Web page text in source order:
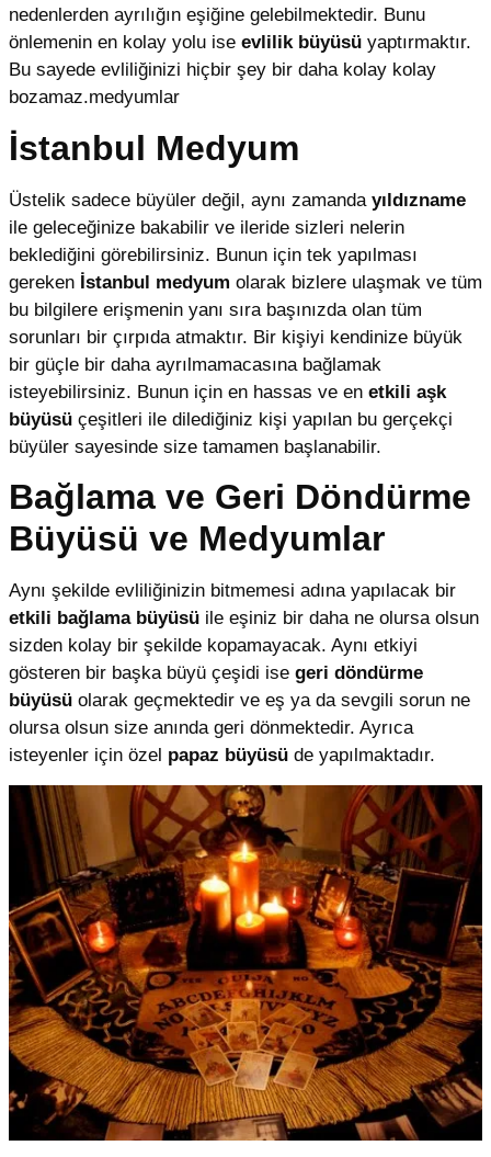
nedenlerden ayrılığın eşiğine gelebilmektedir. Bunu
önlemenin en kolay yolu ise evlilik büyüsü yaptırmaktır.
Bu sayede evliliğinizi hiçbir şey bir daha kolay kolay
bozamaz.medyumlar
İstanbul Medyum
Üstelik sadece büyüler değil, aynı zamanda yıldızname
ile geleceğinize bakabilir ve ileride sizleri nelerin
beklediğini görebilirsiniz. Bunun için tek yapılması
gereken İstanbul medyum olarak bizlere ulaşmak ve tüm
bu bilgilere erişmenin yanı sıra başınızda olan tüm
sorunları bir çırpıda atmaktır. Bir kişiyi kendinize büyük
bir güçle bir daha ayrılmamacasına bağlamak
isteyebilirsiniz. Bunun için en hassas ve en etkili aşk
büyüsü çeşitleri ile dilediğiniz kişi yapılan bu gerçekçi
büyüler sayesinde size tamamen başlanabilir.
Bağlama ve Geri Döndürme
Büyüsü ve Medyumlar
Aynı şekilde evliliğinizin bitmemesi adına yapılacak bir
etkili bağlama büyüsü ile eşiniz bir daha ne olursa olsun
sizden kolay bir şekilde kopamayacak. Aynı etkiyi
gösteren bir başka büyü çeşidi ise geri döndürme
büyüsü olarak geçmektedir ve eş ya da sevgili sorun ne
olursa olsun size anında geri dönmektedir. Ayrıca
isteyenler için özel papaz büyüsü de yapılmaktadır.